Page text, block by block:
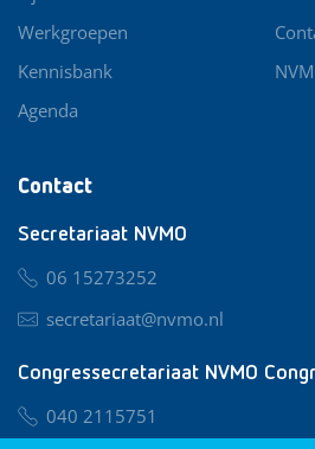
Contact
Secretariaat NVMO
06 15273252
secretariaat@nvmo.nl
Congressecretariaat NVMO
040 2115751
Werkgroepen
Kennisbank
Agenda